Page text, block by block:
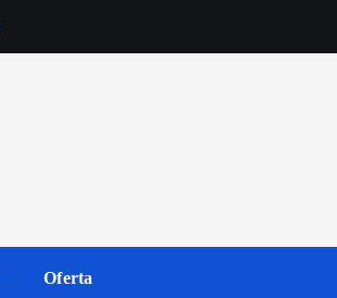
Oferta